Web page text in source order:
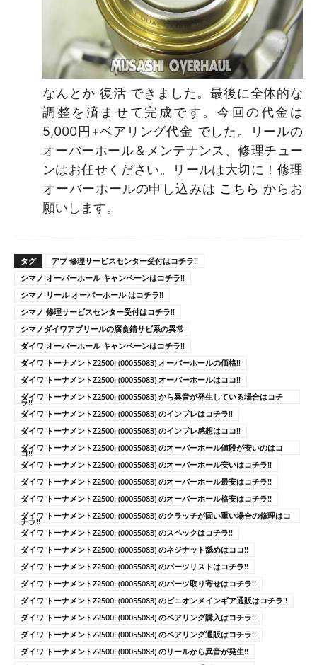
なんとか 復活 できました。最後に全体的な
調整を済ませて完成です。今回の代金は
5,000円+ベアリング代金 でした。リールの
オーバーホール＆メンテナンス、修理チュー
ンはお任せください。リールは大切に！修理
オーバーホールの申し込みは こちら からお
願いします。
タグ
アブ 修理サービスセンター受付はコチラ!!
シマノ オーバーホール キャンペーンはコチラ!!
シマノ リール オーバーホール はコチラ!!
シマノ 修理サービスセンター受付はコチラ!!
シマノダイワアブリールの腐食錆サビ系の異常
ダイワ オーバーホール キャンペーンはコチラ!!
ダイワ トーナメントZ2500i (00055083) オーバーホールの価格!!
ダイワ トーナメントZ2500i (00055083) オーバーホールはココ!!
ダイワ トーナメントZ2500i (00055083) から異音が発生している場合はコチ
ラ!!
ダイワ トーナメントZ2500i (00055083) のインプレはコチラ!!
ダイワ トーナメントZ2500i (00055083) のインプレ感想はココ!!
ダイワ トーナメントZ2500i (00055083) のオーバーホール値段が安いのはコ
コ!!
ダイワ トーナメントZ2500i (00055083) のオーバーホール安いはコチラ!!
ダイワ トーナメントZ2500i (00055083) のオーバーホール最安はコチラ!!
ダイワ トーナメントZ2500i (00055083) のオーバーホール格安はコチラ!!
ダイワ トーナメントZ2500i (00055083) のクラッチが固い重い場合の修理はコ
チラ!!
ダイワ トーナメントZ2500i (00055083) のスペックはコチラ!!
ダイワ トーナメントZ2500i (00055083) のネジナット舐めはココ!!
ダイワ トーナメントZ2500i (00055083) のパーツリストはコチラ!!
ダイワ トーナメントZ2500i (00055083) のパーツ取り寄せはコチラ!!
ダイワ トーナメントZ2500i (00055083) のピニオンメインギア通販はコチラ!!
ダイワ トーナメントZ2500i (00055083) のベアリング購入はコチラ!!
ダイワ トーナメントZ2500i (00055083) のベアリング通販はコチラ!!
ダイワ トーナメントZ2500i (00055083) のリールから異音が発生!!